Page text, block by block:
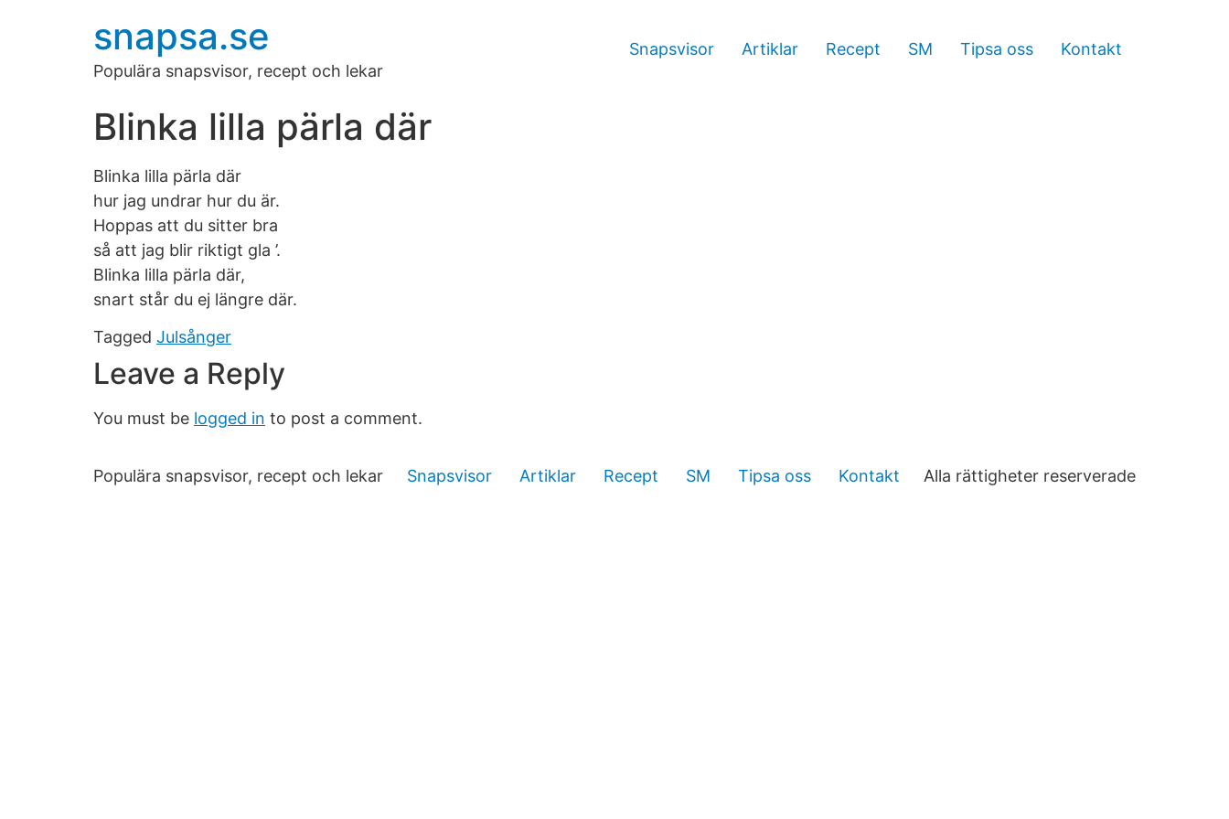
snapsa.se
Populära snapsvisor, recept och lekar
Snapsvisor Artiklar Recept SM Tipsa oss Kontakt
Blinka lilla pärla där
Blinka lilla pärla där
hur jag undrar hur du är.
Hoppas att du sitter bra
så att jag blir riktigt gla ’.
Blinka lilla pärla där,
snart står du ej längre där.
Tagged Julsånger
Leave a Reply
You must be logged in to post a comment.
Populära snapsvisor, recept och lekar Snapsvisor Artiklar Recept SM Tipsa oss Kontakt Alla rättigheter reserverade